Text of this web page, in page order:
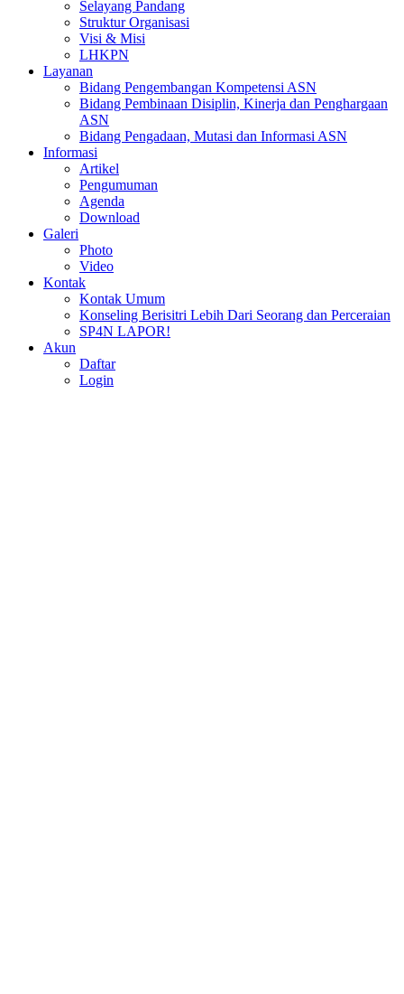
Selayang Pandang
Struktur Organisasi
Visi & Misi
LHKPN
Layanan
Bidang Pengembangan Kompetensi ASN
Bidang Pembinaan Disiplin, Kinerja dan Penghargaan
ASN
Bidang Pengadaan, Mutasi dan Informasi ASN
Informasi
Artikel
Pengumuman
Agenda
Download
Galeri
Photo
Video
Kontak
Kontak Umum
Konseling Berisitri Lebih Dari Seorang dan Perceraian
SP4N LAPOR!
Akun
Daftar
Login